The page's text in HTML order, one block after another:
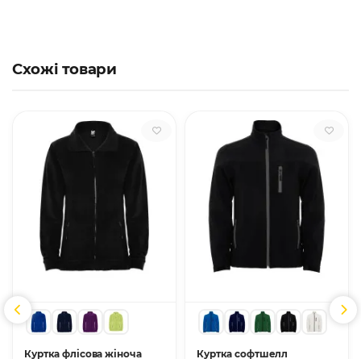
Схожі товари
Куртка флісова жіноча
Куртка софтшелл